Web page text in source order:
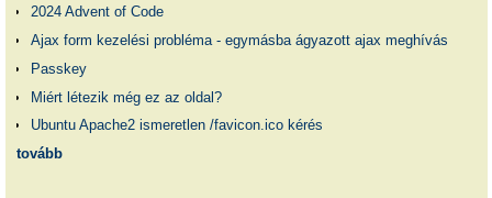
2024 Advent of Code
Ajax form kezelési probléma - egymásba ágyazott ajax meghívás
Passkey
Miért létezik még ez az oldal?
Ubuntu Apache2 ismeretlen /favicon.ico kérés
tovább